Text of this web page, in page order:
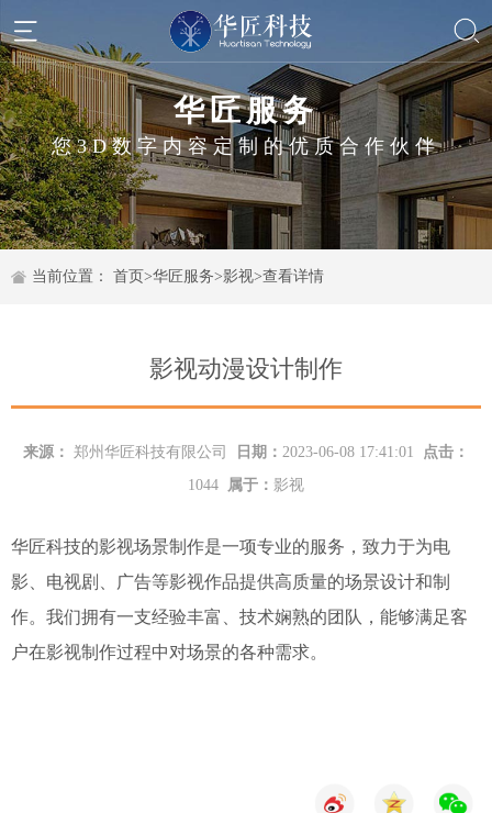
华匠服务
您3D数字内容定制的优质合作伙伴
当前位置： 首页>华匠服务>影视>查看详情
影视动漫设计制作
来源： 郑州华匠科技有限公司 日期： 2023-06-08 17:41:01
点击：
1044
属于： 影视
华匠科技的影视场景制作是一项专业的服务，致力于为电
影、电视剧、广告等影视作品提供高质量的场景设计和制
作。我们拥有一支经验丰富、技术娴熟的团队，能够满足客
户在影视制作过程中对场景的各种需求。